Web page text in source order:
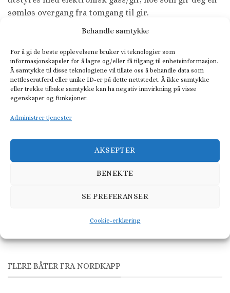
Behandle samtykke
For å gi de beste opplevelsene bruker vi teknologier som
informasjonskapsler for å lagre og/eller få tilgang til enhetsinformasjon.
Å samtykke til disse teknologiene vil tillate oss å behandle data som
nettleseratferd eller unike ID-er på dette nettstedet. Å ikke samtykke
eller trekke tilbake samtykke kan ha negativ innvirkning på visse
egenskaper og funksjoner.
Administrer tjenester
AKSEPTER
BENEKTE
SE PREFERANSER
Cookie-erklæring
sømløs overgang fra tomgang til gir.
FLERE BÅTER I NOBLESSE-SERIEN FRA NORDKAPP
FLERE BÅTER FRA NORDKAPP